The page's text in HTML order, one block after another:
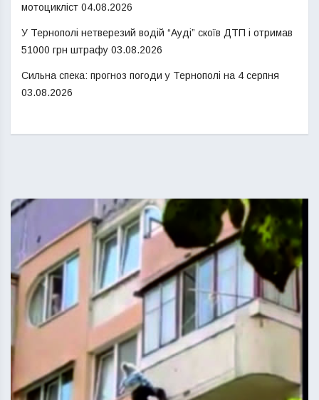
мотоцикліст 04.08.2026
У Тернополі нетверезий водій “Ауді” скоїв ДТП і отримав
51000 грн штрафу 03.08.2026
Сильна спека: прогноз погоди у Тернополі на 4 серпня
03.08.2026